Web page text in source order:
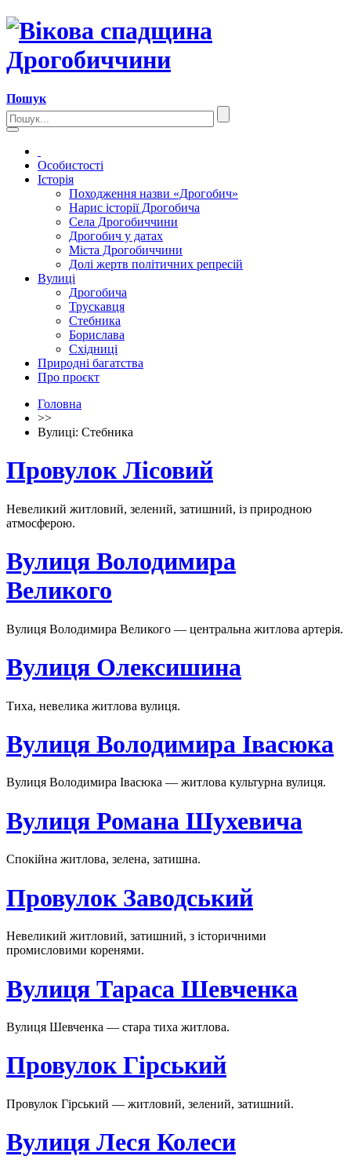
Пошук
Особистості
Історія
Походження назви «Дрогобич»
Нарис історії Дрогобича
Села Дрогобиччини
Дрогобич у датах
Міста Дрогобиччини
Долі жертв політичних репресій
Вулиці
Дрогобича
Трускавця
Стебника
Борислава
Східниці
Природні багатства
Про проєкт
Головна
>>
Вулиці: Стебника
Провулок Лісовий
Невеликий житловий, зелений, затишний, із природною
атмосферою.
Вулиця Володимира
Великого
Вулиця Володимира Великого — центральна житлова артерія.
Вулиця Олексишина
Тиха, невелика житлова вулиця.
Вулиця Володимира Івасюка
Вулиця Володимира Івасюка — житлова культурна вулиця.
Вулиця Романа Шухевича
Спокійна житлова, зелена, затишна.
Провулок Заводський
Невеликий житловий, затишний, з історичними
промисловими коренями.
Вулиця Тараса Шевченка
Вулиця Шевченка — стара тиха житлова.
Провулок Гірський
Провулок Гірський — житловий, зелений, затишний.
Вулиця Леся Колеси